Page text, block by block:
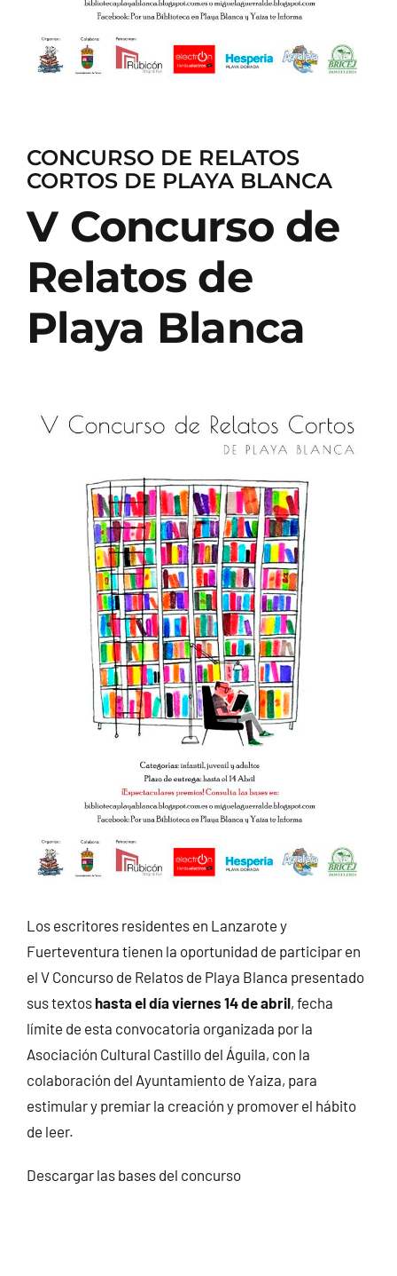
CONCURSO DE RELATOS
CORTOS DE PLAYA BLANCA
V Concurso de
Relatos de
Playa Blanca
Los escritores residentes en Lanzarote y
Fuerteventura tienen la oportunidad de participar en
el V Concurso de Relatos de Playa Blanca presentado
sus textoshasta el día viernes 14 de abril, fecha
límite de esta convocatoria organizada por la
Asociación Cultural Castillo del Águila, con la
colaboración del Ayuntamiento de Yaiza, para
estimular y premiar la creación y promover el hábito
de leer.
Descargar las bases del concurso